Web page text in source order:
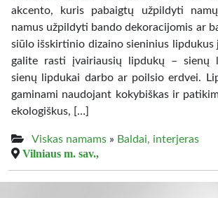
akcento, kuris pabaigtų užpildyti
namus užpildyti bando dekoracijomis ar
siūlo išskirtinio dizaino sieninius lipdukus
galite rasti įvairiausių lipdukų – sienų
sienų lipdukai darbo ar poilsio erdvei.
gaminami naudojant kokybiškas ir
ekologiškus, […]
Viskas namams » Baldai, interjeras
Vilniaus m. sav.,